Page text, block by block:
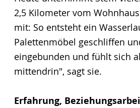
2,5 Kilometer vom
mit: So entsteht ein
Palettenmöbel geschliffen
eingebunden und fühlt sich
mittendrin", sagt sie.
Erfahrung,